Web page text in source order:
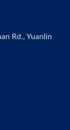
Rd., Yuanlin